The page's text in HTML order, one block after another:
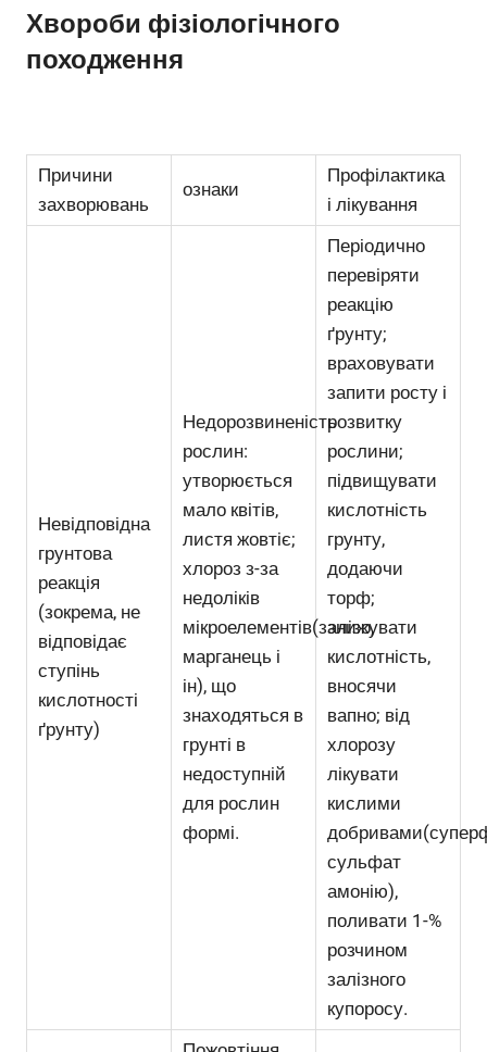
Хвороби фізіологічного
походження
Причини
захворювань
ознаки
Профілактика
і лікування
Невідповідна
грунтова
реакція
(зокрема, не
відповідає
ступінь
кислотності
ґрунту)
Недорозвиненість
рослин:
утворюється
мало квітів,
листя жовтіє;
хлороз з-за
недоліків
мікроелементів(залізо,
марганець і
ін), що
знаходяться в
грунті в
недоступній
для рослин
формі.
Періодично
перевіряти
реакцію
ґрунту;
враховувати
запити росту і
розвитку
рослини;
підвищувати
кислотність
грунту,
додаючи
торф;
знижувати
кислотність,
вносячи
вапно; від
хлорозу
лікувати
кислими
сульфат
амонію),
поливати 1-%
розчином
залізного
купоросу.